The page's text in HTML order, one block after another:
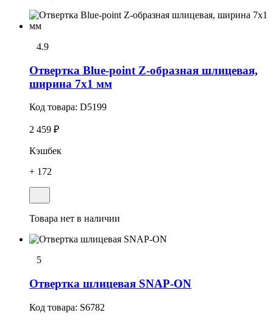
4.9
Отвертка Blue-point Z-образная шлицевая,
ширина 7х1 мм
Код товара: D5199
2 459 ₽
Кэшбек
+ 172
Товара нет в наличии
5
Отвеpтка шлицевая SNAP-ON
Код товара: S6782